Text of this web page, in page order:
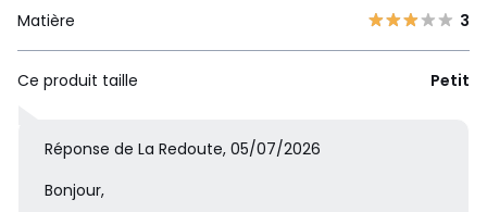
Matière 3
Ce produit taille Petit
Réponse de La Redoute, 05/07/2026
Bonjour,